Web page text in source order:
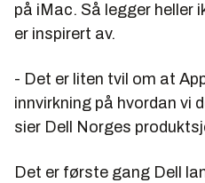
på iMac. Så legger heller
er inspirert av.
- Det er liten tvil om at
innvirkning på hvordan vi
sier Dell Norges
Det er første gang Dell